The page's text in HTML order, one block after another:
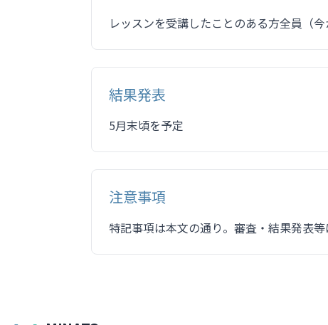
レッスンを受講したことのある方全員（今
結果発表
5月末頃を予定
注意事項
特記事項は本文の通り。審査・結果発表等